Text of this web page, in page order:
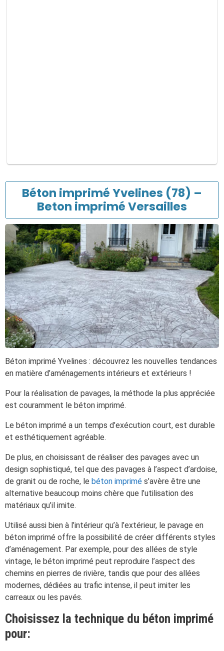
Béton imprimé Yvelines (78) –
Beton imprimé Versailles
Béton imprimé Yvelines : découvrez les nouvelles tendances
en matière d’aménagements intérieurs et extérieurs !
Pour la réalisation de pavages, la méthode la plus appréciée
est couramment le béton imprimé.
Le béton imprimé a un temps d’exécution court, est durable
et esthétiquement agréable.
De plus, en choisissant de réaliser des pavages avec un
design sophistiqué, tel que des pavages à l’aspect d’ardoise,
de granit ou de roche, le béton imprimé s’avère être une
alternative beaucoup moins chère que l’utilisation des
matériaux qu’il imite.
Utilisé aussi bien à l’intérieur qu’à l’extérieur, le pavage en
béton imprimé offre la possibilité de créer différents styles
d’aménagement. Par exemple, pour des allées de style
vintage, le béton imprimé peut reproduire l’aspect des
chemins en pierres de rivière, tandis que pour des allées
modernes, dédiées au trafic intense, il peut imiter les
carreaux ou les pavés.
Choisissez la technique du béton imprimé
pour: